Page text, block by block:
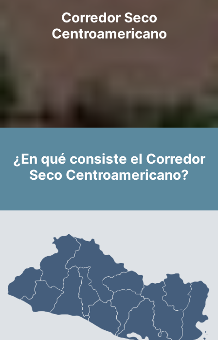
Corredor Seco
Centroamericano
¿En qué consiste el Corredor
Seco Centroamericano?